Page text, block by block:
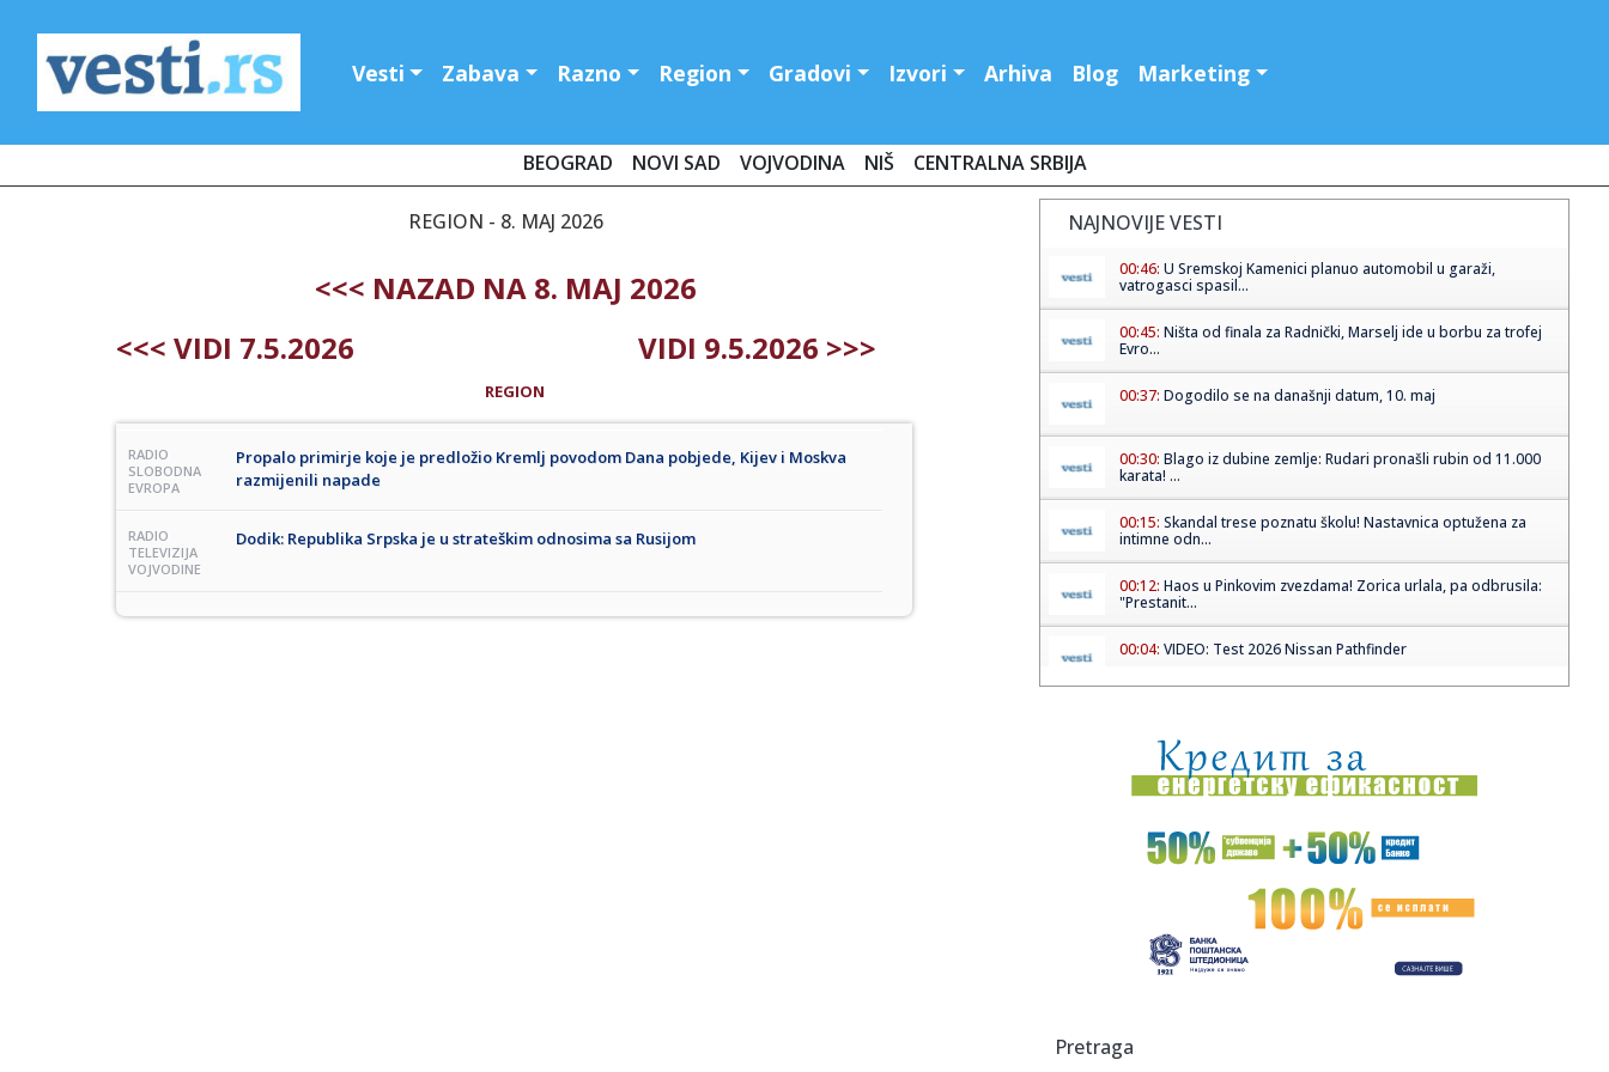
Vesti Zabava Razno Region Gradovi Izvori Arhiva Blog Marketing
BEOGRAD NOVI SAD VOJVODINA NIŠ CENTRALNA SRBIJA
REGION - 8. MAJ 2026
<<< NAZAD NA 8. MAJ 2026
<<< VIDI 7.5.2026
VIDI 9.5.2026 >>>
REGION
RADIO
SLOBODNA
EVROPA
Propalo primirje koje je predložio Kremlj povodom Dana pobjede, Kijev i Moskva
razmijenili napade
RADIO
TELEVIZIJA
VOJVODINE
Dodik: Republika Srpska je u strateškim odnosima sa Rusijom
NAJNOVIJE VESTI
00:46: U Sremskoj Kamenici planuo automobil u garaži,
vatrogasci spasil...
00:45: Ništa od finala za Radnički, Marselj ide u borbu za trofej
Evro...
00:37: Dogodilo se na današnji datum, 10. maj
00:30: Blago iz dubine zemlje: Rudari pronašli rubin od 11.000
karata! ...
00:15: Skandal trese poznatu školu! Nastavnica optužena za
intimne odn...
00:12: Haos u Pinkovim zvezdama! Zorica urlala, pa odbrusila:
"Prestanit...
00:04: VIDEO: Test 2026 Nissan Pathfinder
23:50:Opasan trend među decom: Igračke stavljaju u
mikrotalasnu, posl...
23:44:JOŠ DRAME NAKON MEČA: Zapalio se autobus sa
navijačima Novog P...
Od ruševina do remek-dela: Napuštene objekte pretvorili
23:30:Popović se ovoj pevačici javno izvinjavao, u "Zvezdama
Pretraga